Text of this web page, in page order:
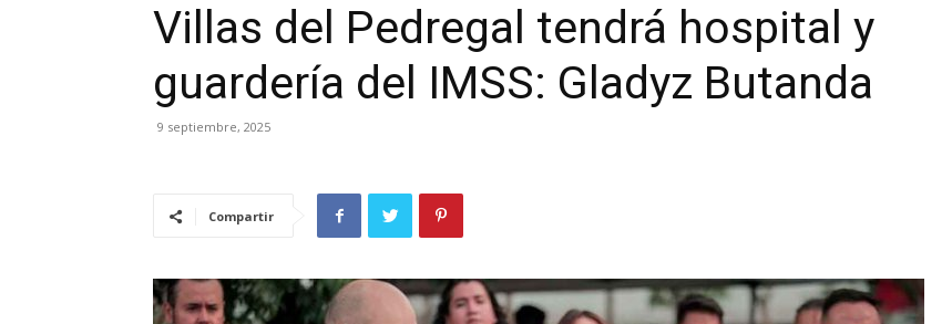
Marmor
Villas del Pedregal tendrá hospital y
guardería del IMSS: Gladyz Butanda
9 septiembre, 2025
Compartir